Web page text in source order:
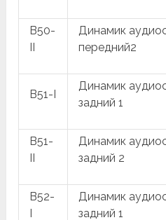
B50-
Динамик
передний2
B51-I
Динамик
задний 1
B51-
Динамик
задний 2
B52-
Динамик
задний 1